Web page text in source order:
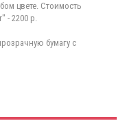
цвете. Стоимость
- 2200 р.
бумагу с